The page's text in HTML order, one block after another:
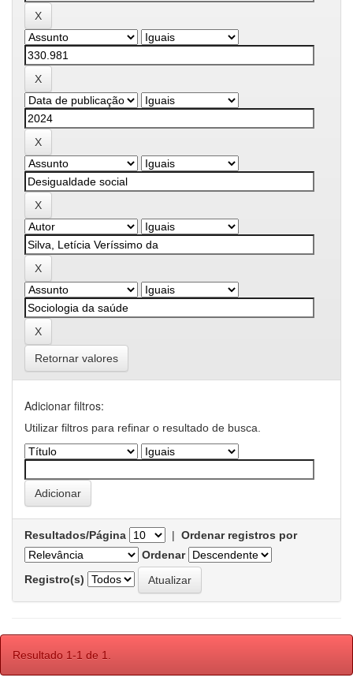
Retornar valores
Adicionar filtros:
Utilizar filtros para refinar o resultado de busca.
Resultados/Página | Ordenar registros por
Ordenar
Registro(s)
Resultado 1-1 de 1.